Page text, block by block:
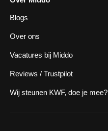
Blogs
Over ons
Vacatures bij Middo
Reviews / Trustpilot
Wij steunen KWF, doe je mee?